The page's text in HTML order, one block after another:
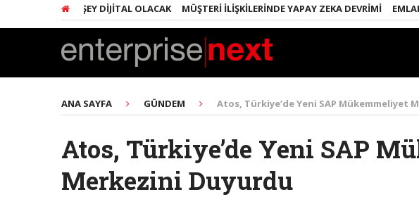
HER ŞEY DIJITAL OLACAK MÜŞTERI İLIŞKILERINDE YAPAY ZEKA DEVRIMI EMLAKTA
ANA SAYFA GÜNDEM Atos, Türkiye’de Yeni SAP Mükemmeliyet
Atos, Türkiye’de Yeni SAP
Merkezini Duyurdu